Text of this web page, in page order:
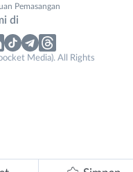
Pemasangan
di
Media). All Rights